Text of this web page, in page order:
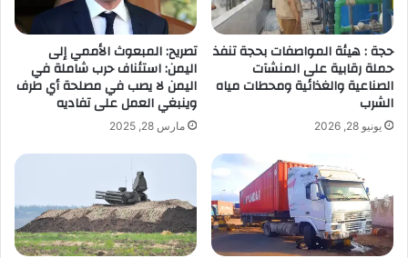
ك
ر
و
ن
حجة : هيئة المواصفات بحجة تنفذ
حملة رقابية على المنشآت
الصناعية والغذائية ومحطات مياه
الشرب
يونيو 28, 2026
تصريح: المبعوث الأممي إلى
اليمن: استئناف حرب شاملة في
اليمن لا يصب في مصلحة أي طرف
وينبغي العمل على تفاديه
مارس 28, 2025